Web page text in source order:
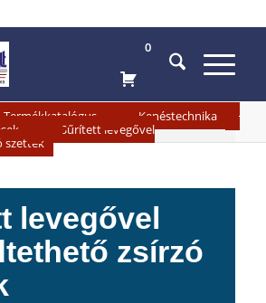
0
Termékkatalógus Kenéstechnika
Sűrített levegővel
szettek
levegővel
zsírzó